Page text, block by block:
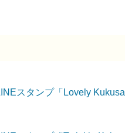
スタンプ「Lovely